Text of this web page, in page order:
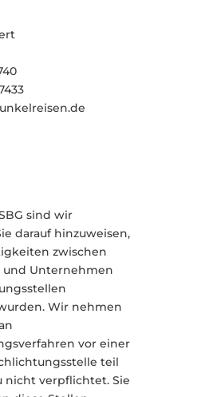
sind wir
darauf hinzuweisen,
zwischen
und Unternehmen
Wir nehmen
vor einer
teil
nicht verpflichtet. Sie